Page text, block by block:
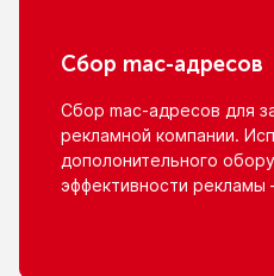
Сбор mac-адресов
Сбор mac-адресов для
рекламной компании.
дополонительного
эффективности